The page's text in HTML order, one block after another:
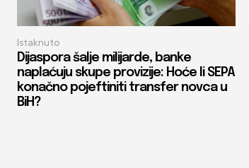
Istaknuto
Dijaspora šalje milijarde, banke
naplaćuju skupe provizije: Hoće li SEPA
konačno pojeftiniti transfer novca u
BiH?